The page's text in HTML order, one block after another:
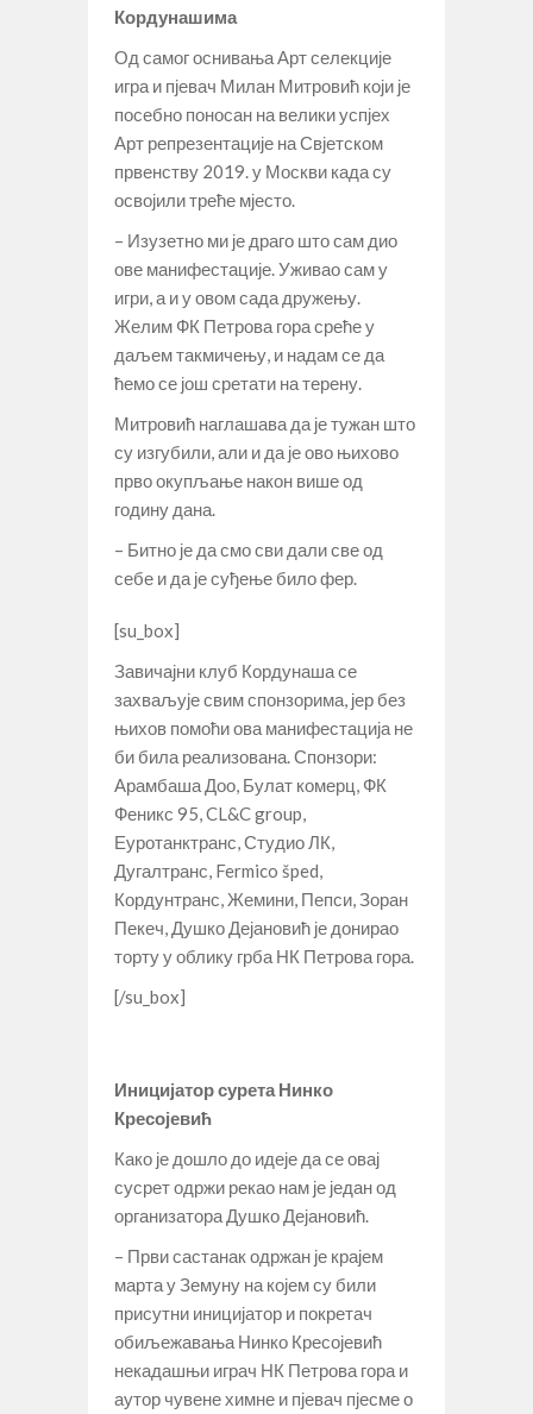
Кордунашима
Од самог оснивања Арт селекције
игра и пјевач Милан Митровић који је
посебно поносан на велики успјех
Арт репрезентације на Свјетском
првенству 2019. у Москви када су
освојили треће мјесто.
– Изузетно ми је драго што сам дио
ове манифестације. Уживао сам у
игри, а и у овом сада дружењу.
Желим ФК Петрова гора среће у
даљем такмичењу, и надам се да
ћемо се још сретати на терену.
Митровић наглашава да је тужан што
су изгубили, али и да је ово њихово
прво окупљање након више од
годину дана.
– Битно је да смо сви дали све од
себе и да је суђење било фер.
[su_box]
Завичајни клуб Кордунаша се
захваљује свим спонзорима, јер без
њихов помоћи ова манифестација не
би била реализована. Спонзори:
Арамбаша Доо, Булат комерц, ФК
Феникс 95, CL&C group,
Еуротанктранс, Студио ЛК,
Дугалтранс, Fermico šped,
Кордунтранс, Жемини, Пепси, Зоран
Пекеч, Душко Дејановић је донирао
торту у облику грба НК Петрова гора.
[/su_box]
Иницијатор сурета Нинко
Кресојевић
Како је дошло до идеје да се овај
сусрет одржи рекао нам је један од
организатора Душко Дејановић.
– Први састанак одржан је крајем
марта у Земуну на којем су били
присутни иницијатор и покретач
обиљежавања Нинко Кресојевић
некадашњи играч НК Петрова гора и
аутор чувене химне и пјевач пјесме о